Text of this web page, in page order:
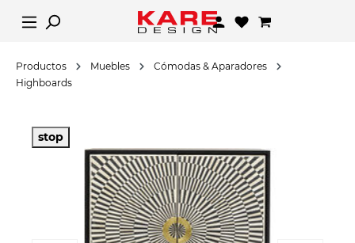
Productos Muebles
Cómodas & Aparadores
Highboards
stop